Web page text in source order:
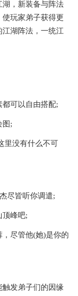
，新装备与阵法
玩家弟子获得更
湖阵法，一统江
可以自由搭配;
图;
里没有什么不可
尽皆听你调遣;
顶峰吧;
尽管他(她)是你的
发弟子们的因缘